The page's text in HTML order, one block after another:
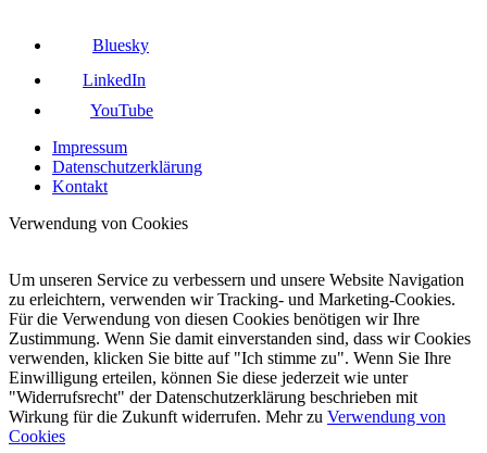
Bluesky
LinkedIn
YouTube
Impressum
Datenschutzerklärung
Kontakt
Verwendung von Cookies
Um unseren Service zu verbessern und unsere Website Navigation
zu erleichtern, verwenden wir Tracking- und Marketing-Cookies.
Für die Verwendung von diesen Cookies benötigen wir Ihre
Zustimmung. Wenn Sie damit einverstanden sind, dass wir Cookies
verwenden, klicken Sie bitte auf "Ich stimme zu". Wenn Sie Ihre
Einwilligung erteilen, können Sie diese jederzeit wie unter
"Widerrufsrecht" der Datenschutzerklärung beschrieben mit
Wirkung für die Zukunft widerrufen. Mehr zu Verwendung von
Cookies